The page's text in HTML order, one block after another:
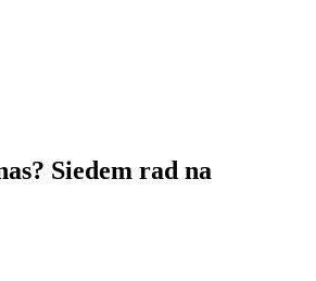
Siedem rad na